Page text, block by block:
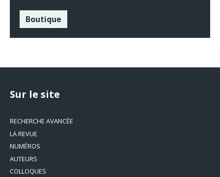
Boutique
Sur le site
RECHERCHE AVANCÉE
LA REVUE
NUMÉROS
AUTEURS
COLLOQUES